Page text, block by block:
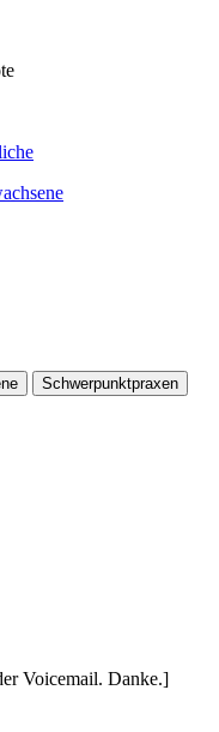
Schwerpunktpraxen
Voicemail. Danke.]